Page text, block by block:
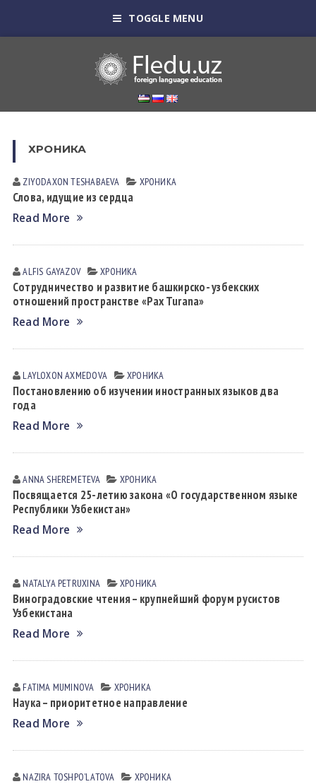
TOGGLE MENU
ХРОНИКА
ZIYODAXON TESHАBАEVА ХРОНИКА
Слова, идущие из сердца
Read More
ALFIS GAYAZOV ХРОНИКА
Сотрудничество и развитие башкирско- узбекских
отношений пространстве «Pax Turana»
Read More
LAYLOXON АXMEDOVА ХРОНИКА
Постановлению об изучении иностранных языков два
года
Read More
ANNA SHEREMETEVA ХРОНИКА
Посвящается 25-летию закона «О государственном языке
Республики Узбекистан»
Read More
NATALYA PETRUXINА ХРОНИКА
Виноградовские чтения – крупнейший форум русистов
Узбекистана
Read More
FATIMA MUMINOVА ХРОНИКА
Наука – приоритетное направление
Read More
NAZIRA TOSHPOʼLАTOVА ХРОНИКА